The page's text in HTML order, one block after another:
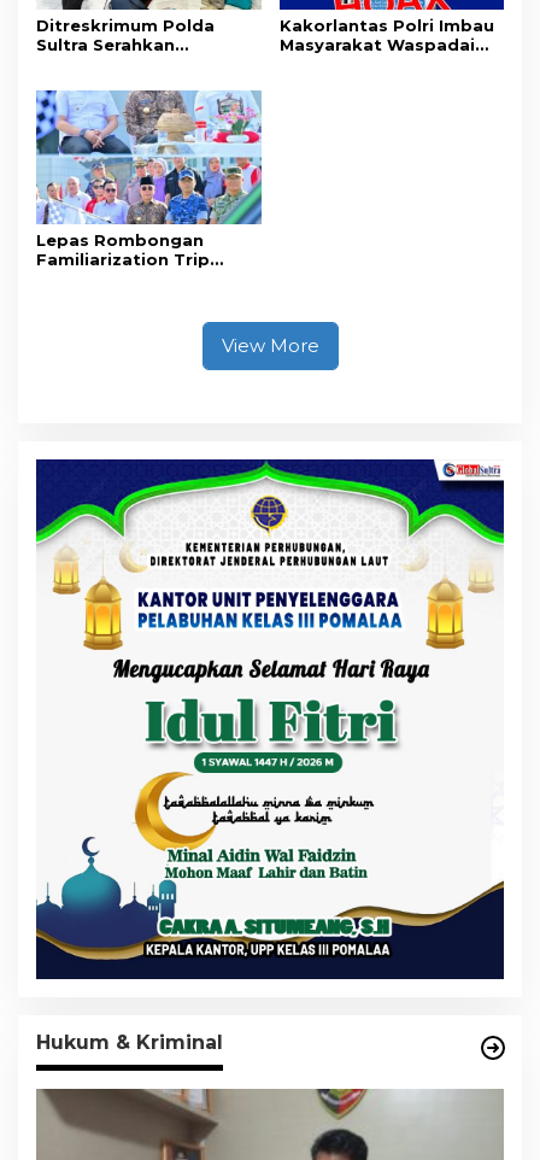
Ditreskrimum Polda
Sultra Serahkan
Penyelenggaraan
Perjalanan Ibadah Umrah
Tanpa Izin ke Kejaksaan
Kakorlantas Polri Imbau
Masyarakat Waspadai
Lepas Rombongan
Familiarization Trip
View More
Hukum & Kriminal